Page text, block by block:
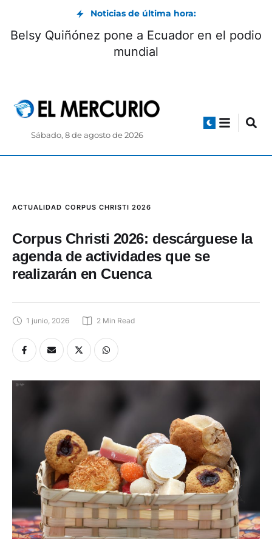
Noticias de última hora:
Belsy Quiñónez pone a Ecuador en el podio
mundial
Sábado, 8 de agosto de 2026
ACTUALIDAD CORPUS CHRISTI 2026
Corpus Christi 2026: descárguese la
agenda de actividades que se
realizarán en Cuenca
1 junio, 2026 2 Min Read